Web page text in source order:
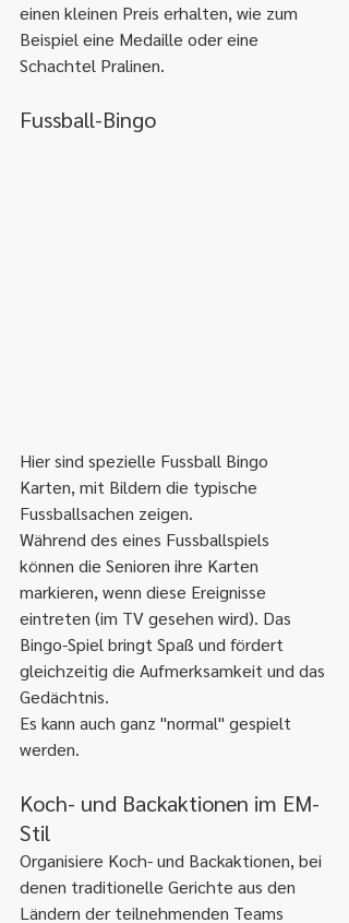
einen kleinen Preis erhalten, wie zum
Beispiel eine Medaille oder eine
Schachtel Pralinen.
Fussball-Bingo
Hier sind spezielle Fussball Bingo
Karten, mit Bildern die typische
Fussballsachen zeigen.
Während des eines Fussballspiels
können die Senioren ihre Karten
markieren, wenn diese Ereignisse
eintreten (im TV gesehen wird). Das
Bingo-Spiel bringt Spaß und fördert
gleichzeitig die Aufmerksamkeit und das
Gedächtnis.
Es kann auch ganz "normal" gespielt
werden.
Koch- und Backaktionen im EM-
Stil
Organisiere Koch- und Backaktionen, bei
denen traditionelle Gerichte aus den
Ländern der teilnehmenden Teams